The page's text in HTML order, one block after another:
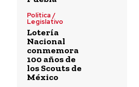
Política /
Legislativo
Lotería
Nacional
conmemora
100 años de
los Scouts de
México